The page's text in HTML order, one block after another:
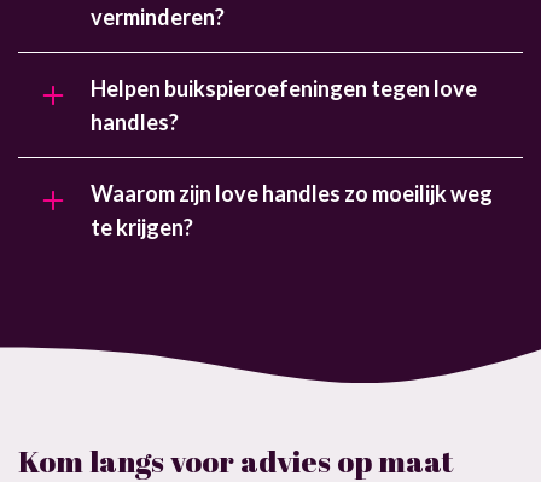
verminderen?
Helpen buikspieroefeningen tegen love
handles?
Waarom zijn love handles zo moeilijk weg
te krijgen?
Kom langs voor advies op maat